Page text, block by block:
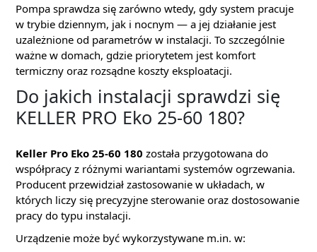
Pompa sprawdza się zarówno wtedy, gdy system pracuje
w trybie dziennym, jak i nocnym — a jej działanie jest
uzależnione od parametrów w instalacji. To szczególnie
ważne w domach, gdzie priorytetem jest komfort
termiczny oraz rozsądne koszty eksploatacji.
Do jakich instalacji sprawdzi się
KELLER PRO Eko 25-60 180?
Keller Pro Eko 25-60 180 została przygotowana do
współpracy z różnymi wariantami systemów ogrzewania.
Producent przewidział zastosowanie w układach, w
których liczy się precyzyjne sterowanie oraz dostosowanie
pracy do typu instalacji.
Urządzenie może być wykorzystywane m.in. w: